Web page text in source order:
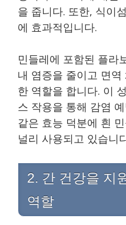
을 줍니다. 또한, 식이
에 효과적입니다.
민들레에 포함된 플라
내 염증을 줄이고 면
한 역할을 합니다. 이
스 작용을 통해 감염
같은 효능 덕분에 흰
널리 사용되고 있습니
2. 간 건강을 지
역할